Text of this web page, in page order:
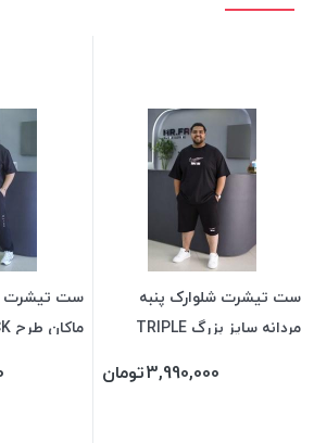
ست تیشرت شلوارک پنبه
مردانه سایز بزرگ TRIPLE
3,990,000تومان
ست تیشرت
ماکان طرح BLACK